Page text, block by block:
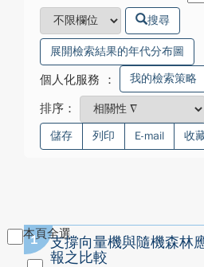
搜尋
展開檢索結果的年代分布圖
個人化服務 ： 我的檢索策略
排序：
儲存 列印 E-mail 收
本頁全選
1
支撐向量機與隨機森林
報之比較